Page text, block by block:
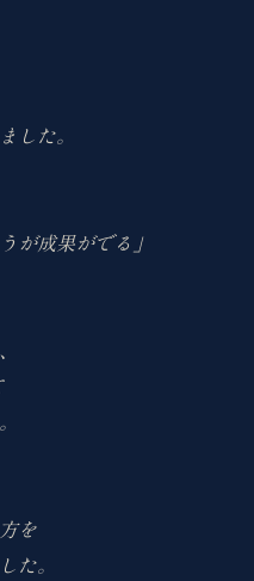
した。
が成果がでる」
を
た。